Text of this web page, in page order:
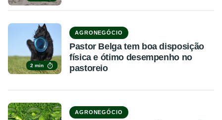
2 min
AGRONEGÓCIO
Pastor Belga tem boa disposição
física e ótimo desempenho no
pastoreio
AGRONEGÓCIO